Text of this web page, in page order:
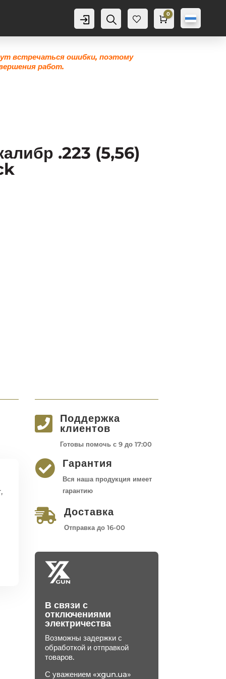
Аккаунт
Поиск
Же
0
Корзина
0
0,0грн
встречаться ошибки, поэтому
работ.
.223 (5,56)

Поддержка
клиентов
Готовы помочь с 9 до 17:00
 Гарантия
Вся наша продукция имеет
гарантию
 Доставка
Отправка до 16-00
В связи с
отключениями
электричества
Возможны задержки с
обработкой и отправкой
товаров.
С уважением «xgun.ua»